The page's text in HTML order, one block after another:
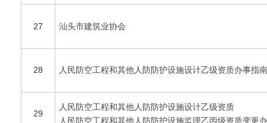
27 汕头市建筑业协会
28 人民防空工程和其他人防防护设施设计乙级资质办事指南
29
人民防空工程和其他人防防护设施设计乙级资质
人民防空工程和其他人防防护设施监理乙丙级资质变更